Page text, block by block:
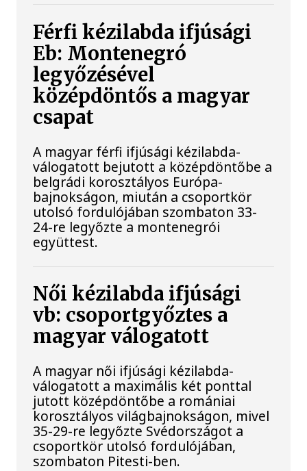
Férfi kézilabda ifjúsági
Eb: Montenegró
legyőzésével
középdöntős a magyar
csapat
A magyar férfi ifjúsági kézilabda-
válogatott bejutott a középdöntőbe a
belgrádi korosztályos Európa-
bajnokságon, miután a csoportkör
utolsó fordulójában szombaton 33-
24-re legyőzte a montenegrói
együttest.
Női kézilabda ifjúsági
vb: csoportgyőztes a
magyar válogatott
A magyar női ifjúsági kézilabda-
válogatott a maximális két ponttal
jutott középdöntőbe a romániai
korosztályos világbajnokságon, mivel
35-29-re legyőzte Svédországot a
csoportkör utolsó fordulójában,
szombaton Pitesti-ben.